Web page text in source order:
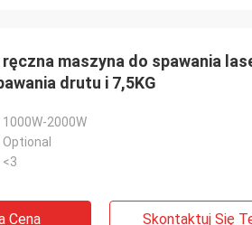
ręczna maszyna do spawania
drutu i 7,5KG
1000W-2000W
Optional
<3
Cena Skontaktuj Się